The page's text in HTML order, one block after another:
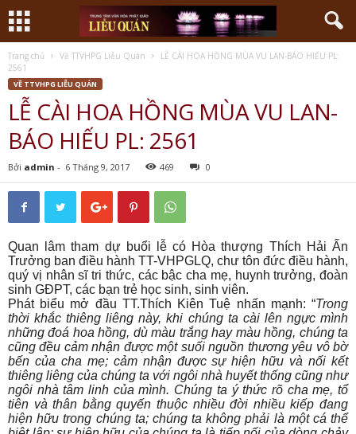
Trang chủ Về TTVHPG Liễu Quán
LỄ CÀI HOA HỒNG MÙA VU LAN-BÁO HIẾU PL:
2561
VỀ TTVHPG LIỄU QUÁN
LỄ CÀI HOA HỒNG MÙA VU LAN-
BÁO HIẾU PL: 2561
Bởi admin - 6 Tháng 9, 2017 469 0
Quan lâm tham dự buổi lễ có Hòa thượng Thích Hải Ấn
Trưởng ban điều hành TT-VHPGLQ, chư tôn đức điều hành,
quý vị nhân sĩ tri thức, các bậc cha mẹ, huynh trưởng, đoàn
sinh GĐPT, các bạn trẻ học sinh, sinh viên.
Phát biểu mở đầu TT.Thích Kiên Tuệ nhấn mạnh: “Trong
thời khắc thiêng liêng này, khi chúng ta cài lên ngực mình
những đoá hoa hồng, dù màu trắng hay màu hồng, chúng ta
cũng đều cảm nhận được một suối nguồn thương yêu vô bờ
bến của cha mẹ; cảm nhận được sự hiện hữu và nối kết
thiêng liêng của chúng ta với ngôi nhà huyết thống cũng như
ngôi nhà tâm linh của mình. Chúng ta ý thức rõ cha mẹ, tổ
tiên và thân bằng quyến thuộc nhiều đời nhiều kiếp đang
hiện hữu trong chúng ta; chúng ta không phải là một cá thể